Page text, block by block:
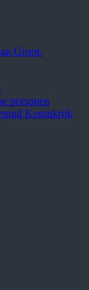
Groot-
personen
Koninkrijk